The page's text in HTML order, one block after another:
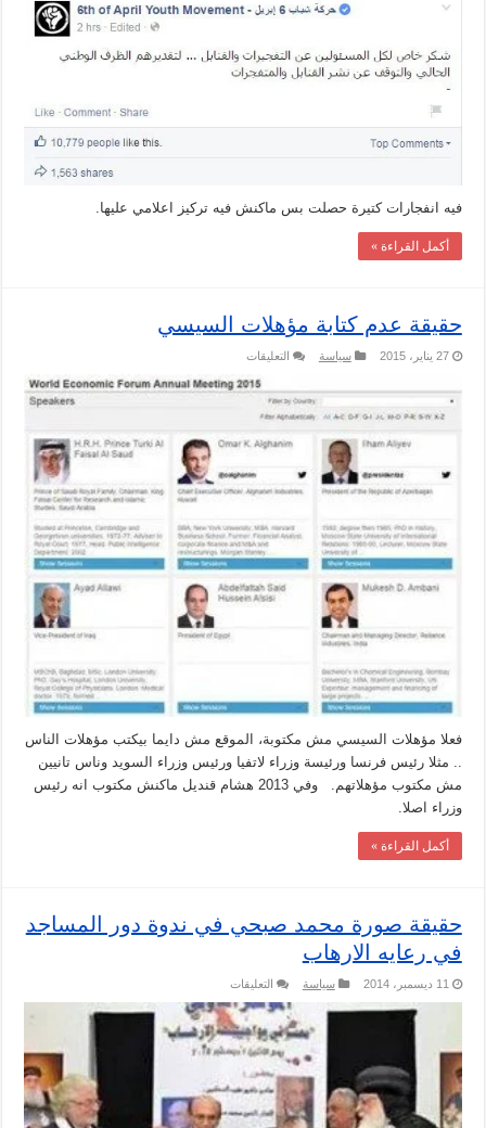
التفجيرات
مؤتمر
دعم
مغلقة
فيه انفجارات كتيرة حصلت بس ماكنش فيه تركيز اعلامي عليها.
أكمل القراءة »
حقيقة عدم كتابة مؤهلات السيسي
27 يناير، 2015 سياسة التعليقات
عدم
كتابة
مغلقة
فعلا مؤهلات السيسي مش مكتوبة، الموقع مش دايما بيكتب مؤهلات الناس
.. مثلا رئيس فرنسا ورئيسة وزراء لاتفيا ورئيس وزراء السويد وناس تانيين
مش مكتوب مؤهلاتهم. وفي 2013 هشام قنديل ماكنش مكتوب انه رئيس
وزراء اصلا.
أكمل القراءة »
حقيقة صورة محمد صبحي في ندوة دور المساجد
في رعايه الارهاب
11 ديسمبر، 2014 سياسة التعليقات
صورة
محمد
صبحي
في
المساجد
في
رعايه